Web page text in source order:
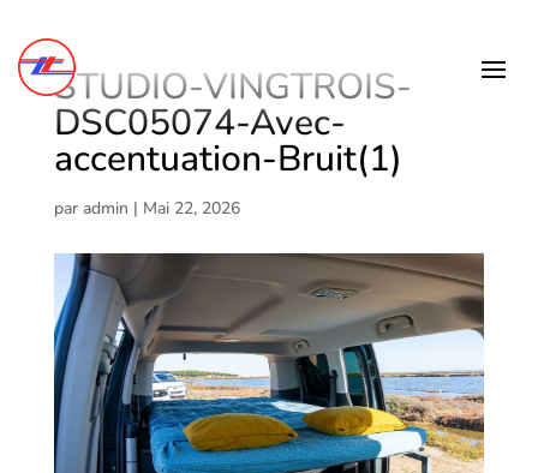
STUDIO-VINGTROIS-
DSC05074-Avec-
accentuation-Bruit(1)
par admin | Mai 22, 2026